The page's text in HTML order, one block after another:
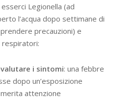
Legionella (ad
l’acqua dopo settimane di
precauzioni) e
respiratori:
i sintomi: una febbre
dopo un’esposizione
attenzione